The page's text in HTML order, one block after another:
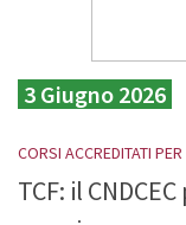
3 Giugno 2026
CORSI ACCREDITATI
TCF: il